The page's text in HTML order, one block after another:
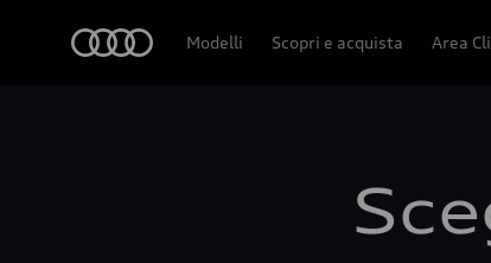
Modelli Scopri e acquista Area